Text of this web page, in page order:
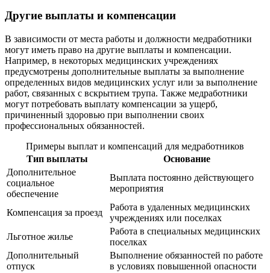
Другие выплаты и компенсации
В зависимости от места работы и должности медработники
могут иметь право на другие выплаты и компенсации.
Например, в некоторых медицинских учреждениях
предусмотрены дополнительные выплаты за выполнение
определенных видов медицинских услуг или за выполнение
работ, связанных с вскрытием трупа. Также медработники
могут потребовать выплату компенсации за ущерб,
причиненный здоровью при выполнении своих
профессиональных обязанностей.
Примеры выплат и компенсаций для медработников
Тип выплаты
Основание
Дополнительное
социальное
обеспечение
Выплата постоянно действующего
мероприятия
Компенсация за проезд
Работа в удаленных медицинских
учреждениях или поселках
Льготное жилье
Работа в специальных медицинских
поселках
Дополнительный
отпуск
Выполнение обязанностей по работе
в условиях повышенной опасности